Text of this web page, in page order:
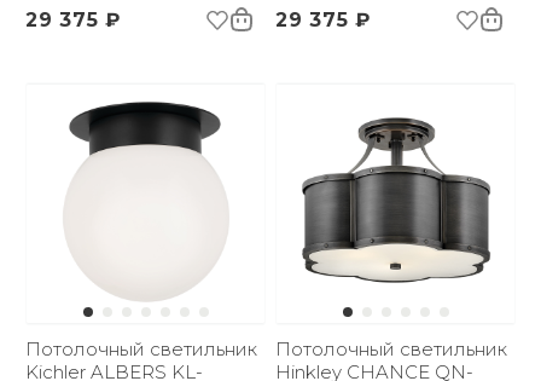
29 375 ₽
29 375 ₽
Потолочный светильник
Kichler ALBERS KL-
Потолочный светильник
Hinkley CHANCE QN-